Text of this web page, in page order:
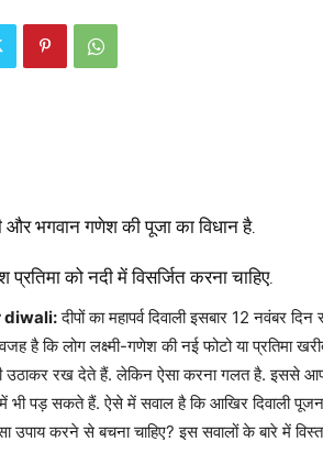
और भगवान गणेश की पूजा का विधान है.
को नदी में विसर्जित करना चाहिए.
diwali:दीपों का महापर्व दिवाली इसबार 12 नवंबर
वजह है कि लोग लक्ष्मी-गणेश की नई फोटो या प्रतिमा
उठाकर रख देते हैं. लेकिन ऐसा करना गलत है. इससे
पड़ सकते हैं. ऐसे में सवाल है कि आखिर दिवाली पूजन के
उपाय करने से बचना चाहिए? इस सवालों के बारे में